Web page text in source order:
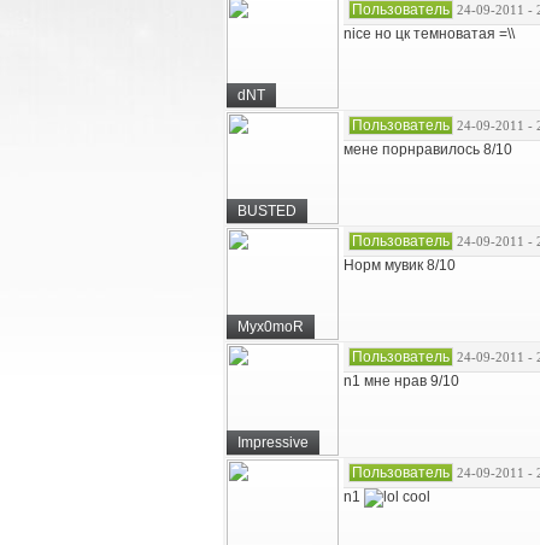
dNT
Пользователь 24-09-2011 -
nice но цк темноватая =\\
BUSTED
Пользователь 24-09-2011 -
мене порнравилось 8/10
Myx0moR
Пользователь 24-09-2011 -
Норм мувик 8/10
Impressive
Пользователь 24-09-2011 -
n1 мне нрав 9/10
Пользователь 24-09-2011 -
n1 cool